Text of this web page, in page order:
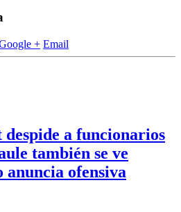
+ Email
a funcionarios
también se ve
anuncia ofensiva